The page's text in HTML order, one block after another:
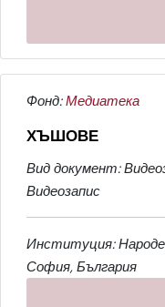
Фонд:Медиатека
ХЪШОВЕ
Вид документ:
Видеозапис
Институция:
София, България